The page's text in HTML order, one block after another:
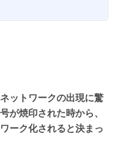
ットワークの出現に驚
が焼印された時から、
ーク化されると決まっ